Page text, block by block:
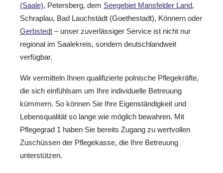
(Saale), Petersberg, dem Seegebiet Mansfelder Land,
Schraplau, Bad Lauchstädt (Goethestadt), Könnern oder
Gerbstedt – unser zuverlässiger Service ist nicht nur
regional im Saalekreis, sondern deutschlandweit
verfügbar.
Wir vermitteln Ihnen qualifizierte polnische Pflegekräfte,
die sich einfühlsam um Ihre individuelle Betreuung
kümmern. So können Sie Ihre Eigenständigkeit und
Lebensqualität so lange wie möglich bewahren. Mit
Pflegegrad 1 haben Sie bereits Zugang zu wertvollen
Zuschüssen der Pflegekasse, die Ihre Betreuung
unterstützen.